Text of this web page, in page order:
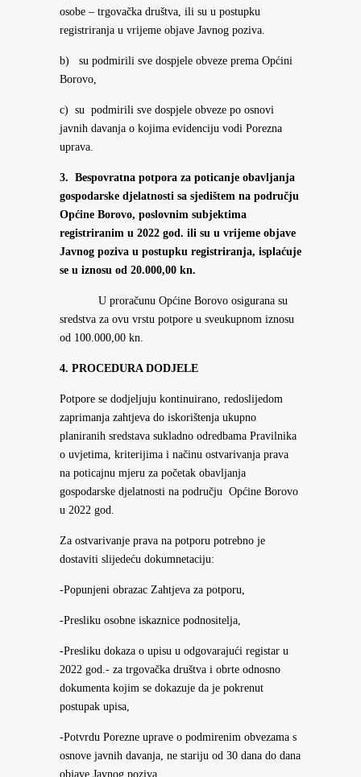
osobe – trgovačka društva, ili su u postupku
registriranja u vrijeme objave Javnog poziva.
b) su podmirili sve dospjele obveze prema Općini
Borovo,
c) su podmirili sve dospjele obveze po osnovi
javnih davanja o kojima evidenciju vodi Porezna
uprava.
3. Bespovratna potpora za poticanje obavljanja
gospodarske djelatnosti sa sjedištem na području
Općine Borovo, poslovnim subjektima
registriranim u 2022 god. ili su u vrijeme objave
Javnog poziva u postupku registriranja, isplaćuje
se u iznosu od 20.000,00 kn.
U proračunu Općine Borovo osigurana su
sredstva za ovu vrstu potpore u sveukupnom iznosu
od 100.000,00 kn.
4. PROCEDURA DODJELE
Potpore se dodjeljuju kontinuirano, redoslijedom
zaprimanja zahtjeva do iskorištenja ukupno
planiranih sredstava sukladno odredbama Pravilnika
o uvjetima, kriterijima i načinu ostvarivanja prava
na poticajnu mjeru za početak obavljanja
gospodarske djelatnosti na području Općine Borovo
u 2022 god.
Za ostvarivanje prava na potporu potrebno je
dostaviti slijedeću dokumnetaciju:
-Popunjeni obrazac Zahtjeva za potporu,
-Presliku osobne iskaznice podnositelja,
-Presliku dokaza o upisu u odgovarajući registar u
2022 god.- za trgovačka društva i obrte odnosno
dokumenta kojim se dokazuje da je pokrenut
postupak upisa,
-Potvrdu Porezne uprave o podmirenim obvezama s
osnove javnih davanja, ne stariju od 30 dana do dana
objave Javnog poziva,